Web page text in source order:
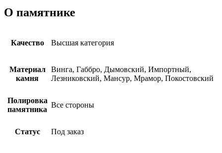
О памятнике
Качество Высшая категория
Материал
камня
Винга, Габбро, Дымовский, Импортный,
Лезниковский, Мансур, Мрамор, Покостовский
Полировка
памятника
Все стороны
Статус Под заказ